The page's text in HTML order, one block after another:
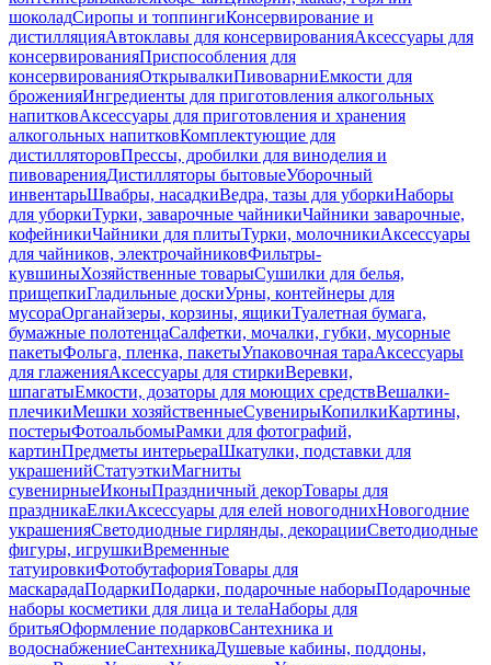
шоколадСиропы и топпингиКонсервирование и
дистилляцияАвтоклавы для консервированияАксессуары для
консервированияПриспособления для
консервированияОткрывалкиПивоварниЕмкости для
броженияИнгредиенты для приготовления алкогольных
напитковАксессуары для приготовления и хранения
алкогольных напитковКомплектующие для
дистилляторовПрессы, дробилки для виноделия и
пивоваренияДистилляторы бытовыеУборочный
инвентарьШвабры, насадкиВедра, тазы для уборкиНаборы
для уборкиТурки, заварочные чайникиЧайники заварочные,
кофейникиЧайники для плитыТурки, молочникиАксессуары
для чайников, электрочайниковФильтры-
кувшиныХозяйственные товарыСушилки для белья,
прищепкиГладильные доскиУрны, контейнеры для
мусораОрганайзеры, корзины, ящикиТуалетная бумага,
бумажные полотенцаСалфетки, мочалки, губки, мусорные
пакетыФольга, пленка, пакетыУпаковочная тараАксессуары
для глаженияАксессуары для стиркиВеревки,
шпагатыЕмкости, дозаторы для моющих средствВешалки-
плечикиМешки хозяйственныеСувенирыКопилкиКартины,
постерыФотоальбомыРамки для фотографий,
картинПредметы интерьераШкатулки, подставки для
украшенийСтатуэткиМагниты
сувенирныеИконыПраздничный декорТовары для
праздникаЕлкиАксессуары для елей новогоднихНовогодние
украшенияСветодиодные гирлянды, декорацииСветодиодные
фигуры, игрушкиВременные
татуировкиФотобутафорияТовары для
маскарадаПодаркиПодарки, подарочные наборыПодарочные
наборы косметики для лица и телаНаборы для
бритьяОформление подарковСантехника и
водоснабжениеСантехникаДушевые кабины, поддоны,